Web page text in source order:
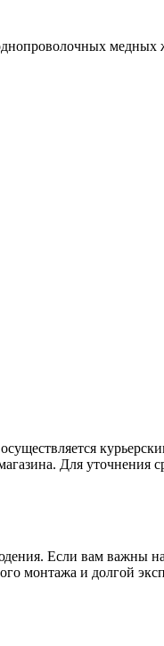
медных
Для уточнения
Если вам важны
монтажа и долгой